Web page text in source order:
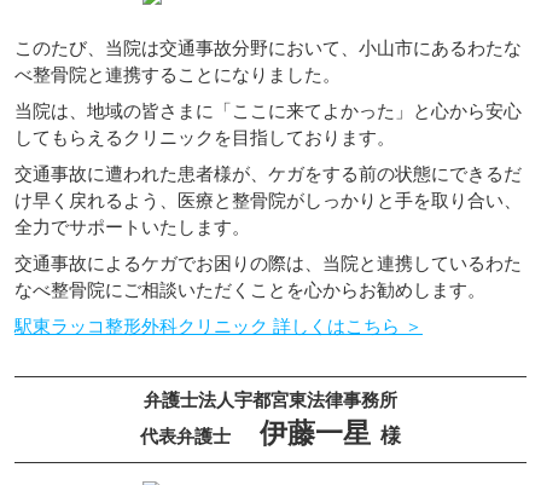
このたび、当院は交通事故分野において、小山市にあるわたな
べ整骨院と連携することになりました。
当院は、地域の皆さまに「ここに来てよかった」と心から安心
してもらえるクリニックを目指しております。
交通事故に遭われた患者様が、ケガをする前の状態にできるだ
け早く戻れるよう、医療と整骨院がしっかりと手を取り合い、
全力でサポートいたします。
交通事故によるケガでお困りの際は、当院と連携しているわた
なべ整骨院にご相談いただくことを心からお勧めします。
駅東ラッコ整形外科クリニック 詳しくはこちら ＞
弁護士法人宇都宮東法律事務所
代表弁護士
伊藤一星 様